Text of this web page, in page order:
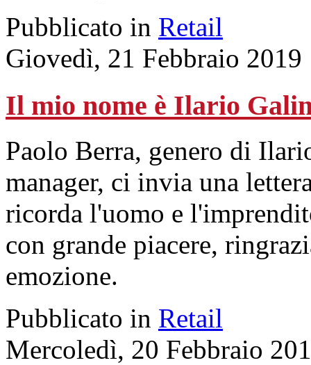
Pubblicato in Retail
Giovedì, 21 Febbraio 2019
Il mio nome è Ilario
Paolo Berra, genero di
manager, ci invia una
ricorda l'uomo e
con grande piacere,
emozione.
Pubblicato in Retail
Mercoledì, 20 Febbraio